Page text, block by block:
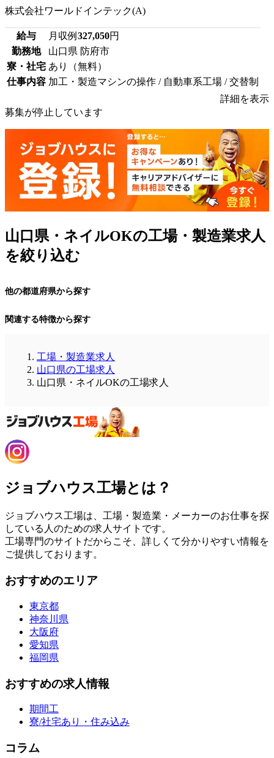
株式会社ワールドインテック(A)
給与 月収例 327,050円
勤務地
山口県 防府市
寮・社宅 あり（無料）
仕事内容 加工・製造マシンの操作 / 自動車系工場 / 交替制
詳細を表示
募集が停止しています
山口県・ネイルOKの工場・製造業求人
を絞り込む
他の都道府県から探す
関連する特徴から探す
工場・製造業求人
山口県の工場求人
山口県・ネイルOKの工場求人
ジョブハウス工場とは？
ジョブハウス工場は、工場・製造業・メーカーのお仕事を探
している人のための求人サイトです。
工場専門のサイトだからこそ、詳しくて分かりやすい情報を
ご提供しております。
おすすめのエリア
東京都
神奈川県
大阪府
愛知県
福岡県
おすすめの求人情報
期間工
寮/社宅あり・住み込み
コラム